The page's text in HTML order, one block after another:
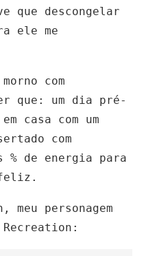
que descongelar
ele me
com
que: um dia pré-
casa com um
com
% de energia para
meu personagem